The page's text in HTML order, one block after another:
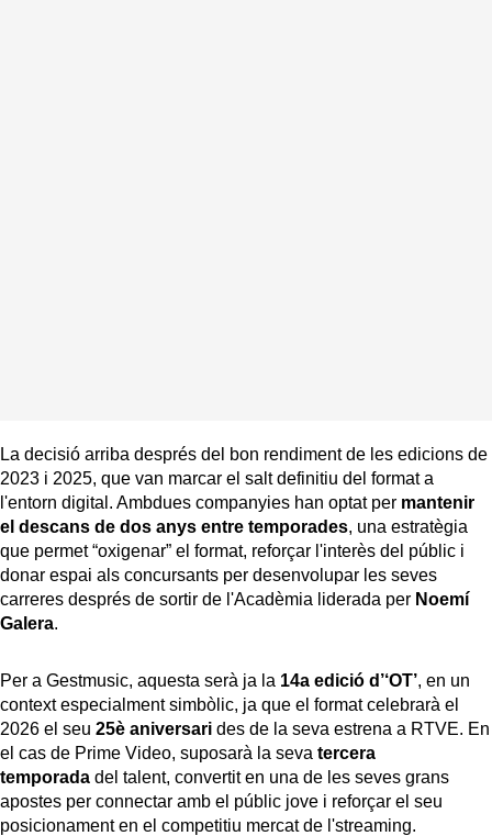
La decisió arriba després del bon rendiment de les edicions de
2023 i 2025, que van marcar el salt definitiu del format a
l'entorn digital. Ambdues companyies han optat per mantenir
el descans de dos anys entre temporades, una estratègia
que permet “oxigenar” el format, reforçar l'interès del públic i
donar espai als concursants per desenvolupar les seves
carreres després de sortir de l'Acadèmia liderada per Noemí
Galera.
Per a Gestmusic, aquesta serà ja la 14a edició d’‘OT’, en un
context especialment simbòlic, ja que el format celebrarà el
2026 el seu 25è aniversari des de la seva estrena a RTVE. En
el cas de Prime Video, suposarà la seva tercera
temporada del talent, convertit en una de les seves grans
apostes per connectar amb el públic jove i reforçar el seu
posicionament en el competitiu mercat de l'streaming.